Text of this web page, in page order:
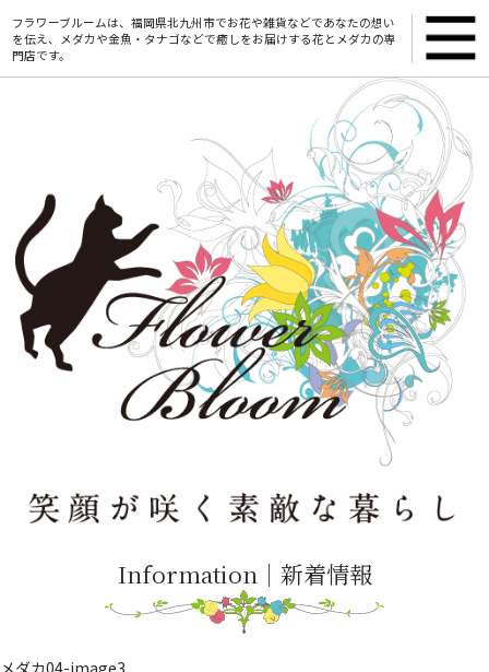
フラワーブルームは、福岡県北九州市でお花や雑貨などであなたの想い
を伝え、メダカや金魚・タナゴなどで癒しをお届けする花とメダカの専
門店です。
Information｜新着情報